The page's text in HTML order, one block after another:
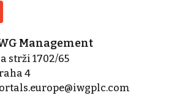
Management
strži 1702/65
4